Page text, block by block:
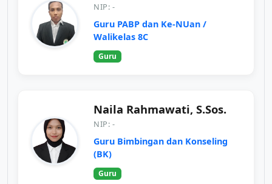
NIP: -
Guru PABP dan Ke-NUan /
Walikelas 8C
Guru
Naila Rahmawati, S.Sos.
NIP: -
Guru Bimbingan dan Konseling
(BK)
Guru